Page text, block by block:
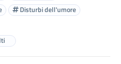
Disturbi dell'umore